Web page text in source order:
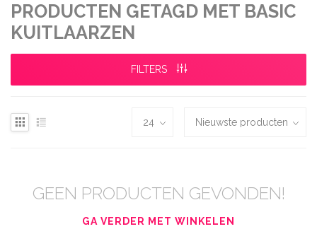
PRODUCTEN GETAGD MET BASIC
KUITLAARZEN
FILTERS
GEEN PRODUCTEN GEVONDEN!
GA VERDER MET WINKELEN